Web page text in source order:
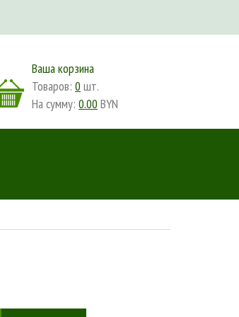
Ваша корзина
Товаров:0 шт.
На сумму:0.00 BYN